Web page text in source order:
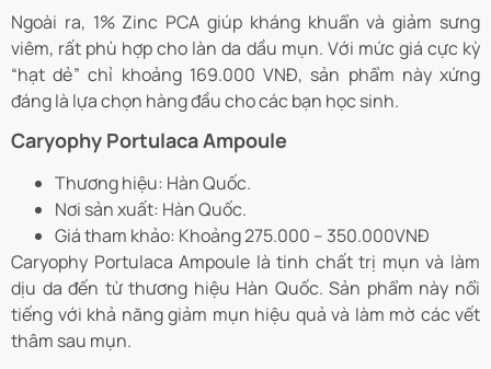
Ngoài ra, 1% Zinc PCA giúp kháng khuẩn và giảm sưng
viêm, rất phù hợp cho làn da dầu mụn. Với mức giá cực kỳ
“hạt dẻ” chỉ khoảng 169.000 VNĐ, sản phẩm này xứng
đáng là lựa chọn hàng đầu cho các bạn học sinh.
Caryophy Portulaca Ampoule
Thương hiệu: Hàn Quốc.
Nơi sản xuất: Hàn Quốc.
Giá tham khảo: Khoảng 275.000 – 350.000VNĐ
Caryophy Portulaca Ampoule là tinh chất trị mụn và làm
dịu da đến từ thương hiệu Hàn Quốc. Sản phẩm này nổi
tiếng với khả năng giảm mụn hiệu quả và làm mờ các vết
thâm sau mụn.